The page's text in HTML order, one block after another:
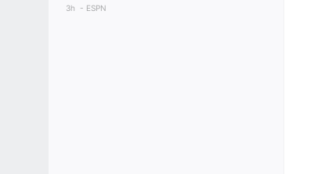
3h ESPN